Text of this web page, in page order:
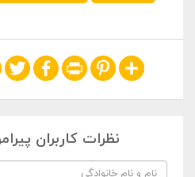
Share
Pinterest
Print
Facebook
نظرات کاربران